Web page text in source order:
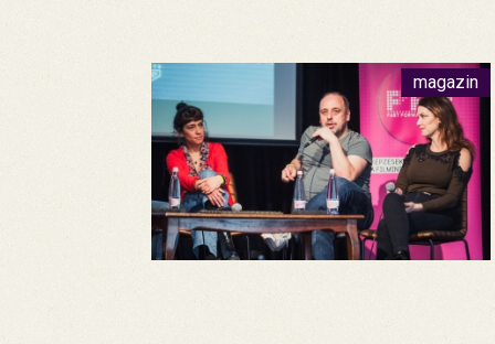
magazin